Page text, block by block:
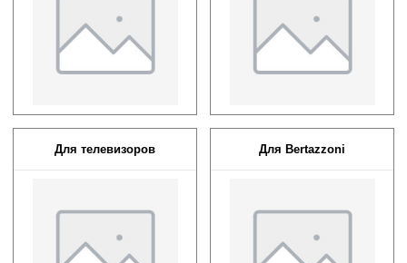
Для телевизоров Для Bertazzoni